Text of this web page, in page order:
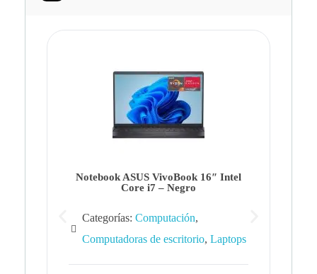
Notebook ASUS VivoBook 16″ Intel
Core i7 – Negro
Categorías: Computación,
Computadoras de escritorio, Laptops